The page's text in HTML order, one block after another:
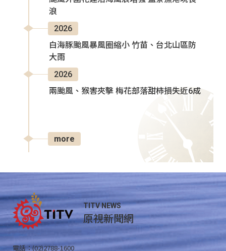
浪
2026
白海豚颱風暴風圈縮小 竹苗、台北山區防
大雨
2026
兩颱風、猴害夾擊 梅花部落甜柿損失近6成
more
TITV NEWS
原視新聞網
電話：(02)2788-1600